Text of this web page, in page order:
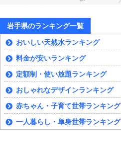
岩手県のランキング一覧
おいしい天然水ランキング
料金が安いランキング
定額制・使い放題ランキング
おしゃれなデザインランキング
赤ちゃん・子育て世帯ランキング
一人暮らし・単身世帯ランキング